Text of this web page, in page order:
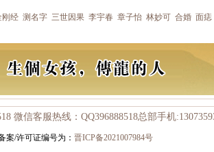
刚经 测名字 三世因果 李宇春 章子怡 林妙可 合婚 面痣
微信客服热线：QQ396888518总部手机
案/许可证编号为： 晋ICP备2021007984号